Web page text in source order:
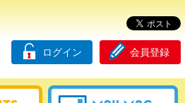
会員登録
ログイン